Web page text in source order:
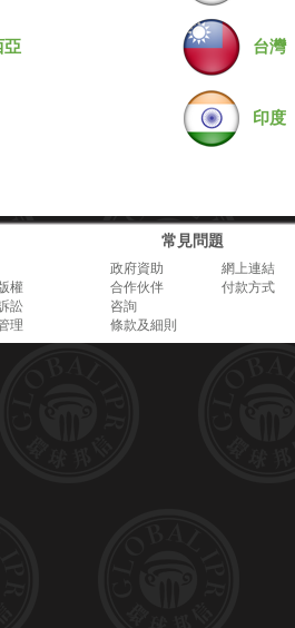
亞 台灣
印度
常見問題
權
訟
理
政府資助
合作伙伴
咨詢
條款及細則
網上連結
付款方式